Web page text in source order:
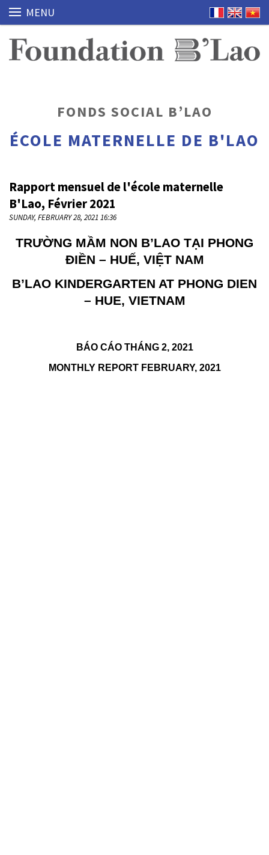
MENU
FONDS SOCIAL B’LAO
ÉCOLE MATERNELLE DE B'LAO
Rapport mensuel de l'école maternelle
B'Lao, Février 2021
SUNDAY, FEBRUARY 28, 2021 16:36
TRƯỜNG MẦM NON B’LAO TẠI PHONG
ĐIỀN – HUẾ, VIỆT NAM
B’LAO KINDERGARTEN AT PHONG DIEN
– HUE, VIETNAM
BÁO CÁO THÁNG 2, 2021
MONTHLY REPORT FEBRUARY, 2021